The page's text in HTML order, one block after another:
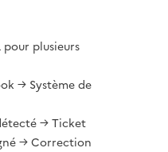
pour plusieurs
→ Système de
→ Ticket
→ Correction